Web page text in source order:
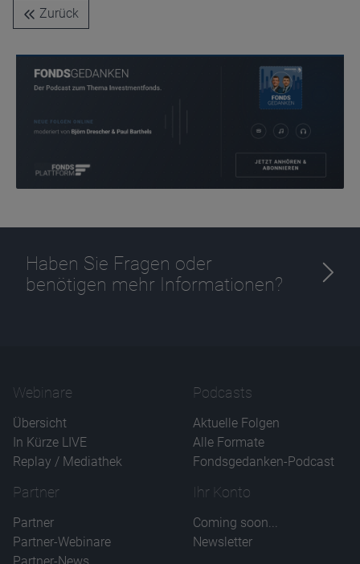
Zurück
Haben Sie Fragen oder
benötigen mehr Informationen?
Webinare
Übersicht
In Kürze LIVE
Replay / Mediathek
Podcasts
Aktuelle Folgen
Alle Formate
Fondsgedanken-Podcast
Partner
Partner
Partner-Webinare
Ihr Konto
Coming soon...
Newsletter
Anbieter
D&C